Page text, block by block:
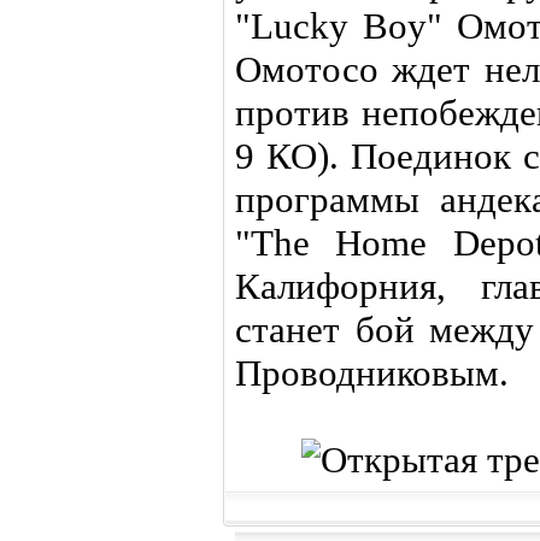
"Lucky Boy"
Омотосо ждет
против
9 КО). Поединок
программы
"The Home
Калифорния,
станет бой
Проводниковым.